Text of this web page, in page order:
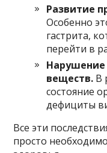
Развитие
Особенно
гастрита,
перейти в
Нарушение
веществ. В
состояние
дефициты
Все эти
просто